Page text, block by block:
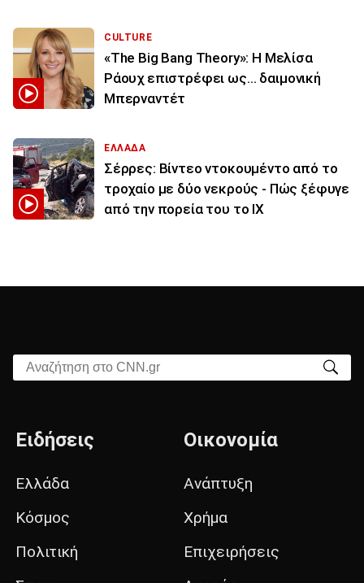
CULTURE
«The Big Bang Theory»: Η Μελίσα
Ράουχ επιστρέφει ως… δαιμονική
Μπερναντέτ
ΕΛΛΑΔΑ
Σέρρες: Βίντεο ντοκουμέντο από το
τροχαίο με δύο νεκρούς - Πώς ξέφυγε
από την πορεία του το ΙΧ
Αναζήτηση στο CNN.gr
Ειδήσεις
Ελλάδα
Κόσμος
Πολιτική
Οικονομία
Ανάπτυξη
Χρήμα
Επιχειρήσεις